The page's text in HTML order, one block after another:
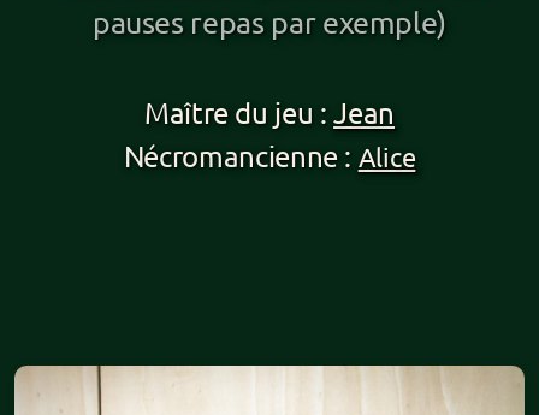
pauses repas par exemple)
Maître du jeu :Jean
Nécromancienne : Alice